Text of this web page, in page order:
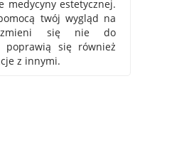
medycyny estetycznej.
twój wygląd na
zmieni się nie do
poprawią się również
z innymi.